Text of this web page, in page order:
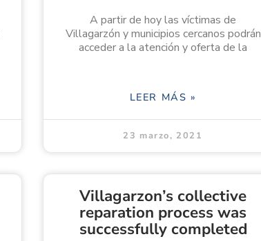
A partir de hoy las víctimas de
Villagarzón y municipios cercanos podrán
acceder a la atención y oferta de la
LEER MÁS »
23 marzo, 2021
Villagarzon’s collective
reparation process was
successfully completed